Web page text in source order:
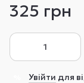
325 грн
Увійти для